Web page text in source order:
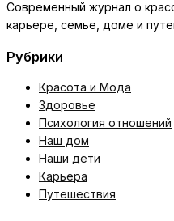
Современный журнал о
карьере, семье, доме и
Рубрики
Красота и Мода
Здоровье
Психология отношений
Наш дом
Наши дети
Карьера
Путешествия